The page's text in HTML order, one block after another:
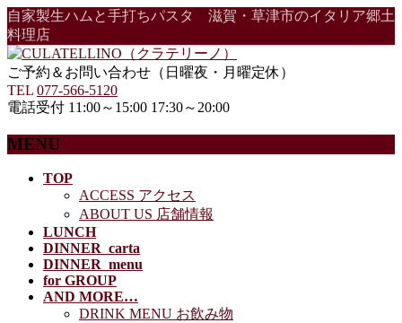
自家製生ハムと手打ちパスタ 滋賀・草津市のイタリア郷土
料理店
ご予約＆お問い合わせ（日曜夜・月曜定休）
TEL 077-566-5120
電話受付 11:00～15:00 17:30～20:00
MENU
TOP
ACCESS アクセス
ABOUT US 店舗情報
LUNCH
DINNER_carta
DINNER_menu
for GROUP
AND MORE…
DRINK MENU お飲み物